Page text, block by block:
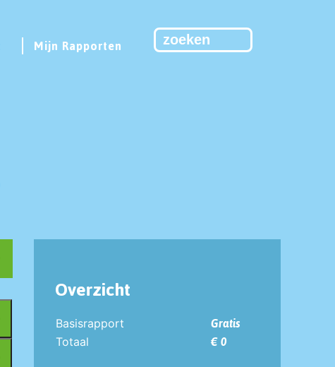
Mijn Rapporten
Overzicht
Basisrapport
Gratis
Totaal
€ 0